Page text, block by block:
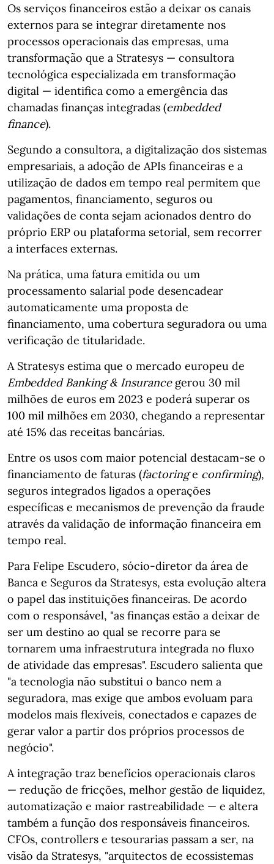
Os serviços financeiros estão a deixar os canais
externos para se integrar diretamente nos
processos operacionais das empresas, uma
transformação que a Stratesys — consultora
tecnológica especializada em transformação
digital — identifica como a emergência das
chamadas finanças integradas (embedded
finance).
Segundo a consultora, a digitalização dos sistemas
empresariais, a adoção de APIs financeiras e a
utilização de dados em tempo real permitem que
pagamentos, financiamento, seguros ou
validações de conta sejam acionados dentro do
próprio ERP ou plataforma setorial, sem recorrer
a interfaces externas.
Na prática, uma fatura emitida ou um
processamento salarial pode desencadear
automaticamente uma proposta de
financiamento, uma cobertura seguradora ou uma
verificação de titularidade.
A Stratesys estima que o mercado europeu de
Embedded Banking & Insurancegerou 30 mil
milhões de euros em 2023 e poderá superar os
100 mil milhões em 2030, chegando a representar
até 15% das receitas bancárias.
Entre os usos com maior potencial destacam‑se o
financiamento de faturas (factoringe confirming),
seguros integrados ligados a operações
específicas e mecanismos de prevenção da fraude
através da validação de informação financeira em
tempo real.
Para Felipe Escudero, sócio‑diretor da área de
Banca e Seguros da Stratesys, esta evolução altera
o papel das instituições financeiras. De acordo
com o responsável, "as finanças estão a deixar de
ser um destino ao qual se recorre para se
tornarem uma infraestrutura integrada no fluxo
de atividade das empresas". Escudero salienta que
"a tecnologia não substitui o banco nem a
seguradora, mas exige que ambos evoluam para
modelos mais flexíveis, conectados e capazes de
gerar valor a partir dos próprios processos de
negócio".
A integração traz benefícios operacionais claros
— redução de fricções, melhor gestão de liquidez,
automatização e maior rastreabilidade — e altera
também a função dos responsáveis financeiros.
CFOs, controllers e tesourarias passam a ser, na
visão da Stratesys, "arquitectos de ecossistemas